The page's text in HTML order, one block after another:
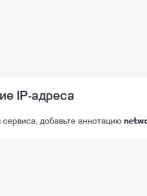
IP-адреса
добавьте аннотацию